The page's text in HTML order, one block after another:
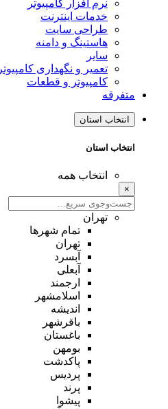
نرم افزار کامپیوتر
خدمات اینترنت
طراحی سایت
هاستینگ و دامنه
سایر
تعمیر و نگهداری کامپیوتر
کامپیوتر و قطعات
متفرقه
انتخاب استان
انتخاب استان
انتخاب همه
×
تهران
تمام شهر‌ها
تهران
آبسرد
آبعلی
ارجمند
اسلامشهر
اندیشه
باقرشهر
باغستان
بومهن
پاکدشت
پردیس
پرند
پیشوا